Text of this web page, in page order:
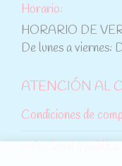
Horario:
HORARIO DE
De lunes a viernes:
ATENCIÓN AL
Condiciones de
Aviso legal y